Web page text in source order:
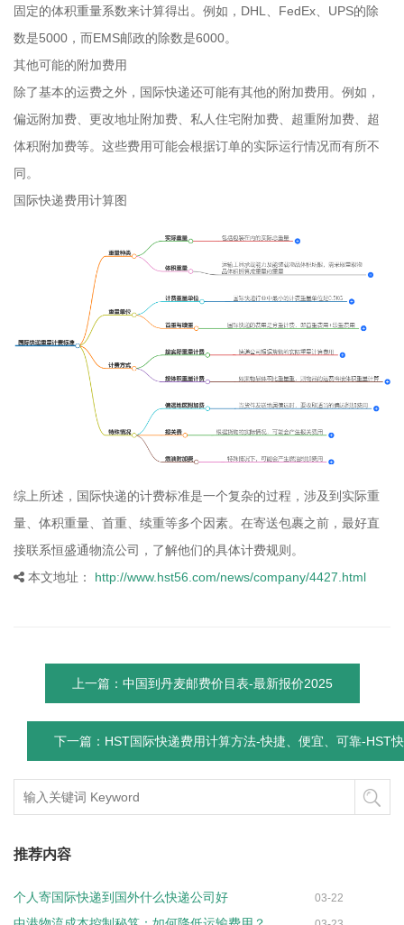
固定的体积重量系数来计算得出。例如，DHL、FedEx、UPS的除
数是5000，而EMS邮政的除数是6000。
其他可能的附加费用
除了基本的运费之外，国际快递还可能有其他的附加费用。例如，
偏远附加费、更改地址附加费、私人住宅附加费、超重附加费、超
体积附加费等。这些费用可能会根据订单的实际运行情况而有所不
同。
国际快递费用计算图
综上所述，国际快递的计费标准是一个复杂的过程，涉及到实际重
量、体积重量、首重、续重等多个因素。在寄送包裹之前，最好直
接联系恒盛通物流公司，了解他们的具体计费规则。
本文地址：
http://www.hst56.com/news/company/4427.html
上一篇：中国到丹麦邮费价目表-最新报价2025
下一篇：HST国际快递费用计算方法-快捷、便宜、可靠-HST
推荐内容
个人寄国际快递到国外什么快递公司好 03-22